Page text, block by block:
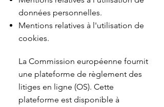
données personnelles.
Mentions relatives à l'utilisation de
cookies.
La Commission européenne fournit
une plateforme de règlement des
litiges en ligne (OS). Cette
plateforme est disponible à